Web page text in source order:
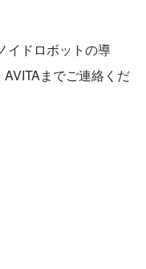
イドロボットの導
までご連絡くだ